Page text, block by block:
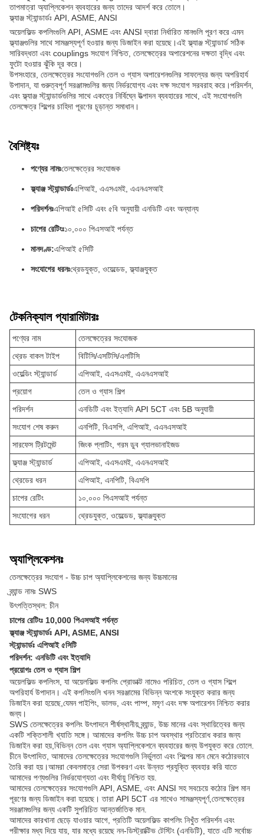
তাপমাত্রা অ্যাপ্লিকেশন ব্যবহারের জন্য তাদের আদর্শ করে তোলে।
ফ্ল্যাঞ্জ স্ট্যান্ডার্ডঃ API, ASME, ANSI
অয়েলফিল্ড কপলিংগুলি API, ASME এবং ANSI দ্বারা নির্ধারিত মানগুলি পূরণ করে এমন
ফ্ল্যাঞ্জগুলির সাথে সামঞ্জস্যপূর্ণ হওয়ার জন্য ডিজাইন করা হয়েছে।এই ফ্ল্যাঞ্জ স্ট্যান্ডার্ড সঠিক
সারিবদ্ধতা এবং couplings সংযোগ নিশ্চিত, তেলক্ষেত্রের অপারেশনের দক্ষতা বৃদ্ধি এবং
ফুটো হওয়ার ঝুঁকি দূর করে।
উপসংহারে, তেলক্ষেত্রের সংযোগগুলি তেল ও গ্যাস অপারেশনগুলির সাফল্যের জন্য অপরিহার্য
উপাদান, যা গুরুত্বপূর্ণ সরঞ্জামগুলির জন্য নির্ভরযোগ্য এবং দক্ষ সংযোগ সরবরাহ করে।পরিদর্শন,
এবং ফ্ল্যাঞ্জ স্ট্যান্ডার্ডগুলির সাথে একত্রে নির্বিঘ্নে উত্পাদন ব্যবহারের সাথে, এই সংযোগগুলি
তেলক্ষেত্র শিল্পের চাহিদা পূরণের চূড়ান্ত সমাধান।
বৈশিষ্ট্যঃ
পণ্যের নামঃতেলক্ষেত্রের সংযোজক
ফ্ল্যাঞ্জ স্ট্যান্ডার্ডঃএপিআই, এএসএমই, এএনএসআই
পরিদর্শনঃএপিআই ৫সিটি এবং ৫বি অনুযায়ী এনডিটি এবং অন্যান্য
চাপের রেটিংঃ১০,০০০ পিএসআই পর্যন্ত
মানদণ্ড:এপিআই ৫সিটি
সংযোগের ধরনঃথ্রেডযুক্ত, ওয়েল্ডেড, ফ্ল্যাঞ্জযুক্ত
টেকনিক্যাল প্যারামিটারঃ
পণ্যের নাম
তেলক্ষেত্রের সংযোজক
থ্রেড বাকল টাইপ
বিটিসি/এসটিসি/এলটিসি
ওয়েল্ডিং স্ট্যান্ডার্ড
এপিআই, এএসএমই, এএনএসআই
প্রয়োগ
তেল ও গ্যাস শিল্প
পরিদর্শন
এনডিটি এবং ইত্যাদি API 5CT এবং 5B অনুযায়ী
সংযোগ শেষ করুন
এনপিটি, বিএসপি, এপিআই, এএনএসআই
সারফেস ট্রিটমেন্ট
জিংক প্লাটিং, গরম ডুব গ্যালভানাইজড
ফ্ল্যাঞ্জ স্ট্যান্ডার্ড
এপিআই, এএসএমই, এএনএসআই
থ্রেডের ধরন
এপিআই, এনপিটি, বিএসপি
চাপের রেটিং
১০,০০০ পিএসআই পর্যন্ত
সংযোগের ধরন
থ্রেডযুক্ত, ওয়েল্ডেড, ফ্ল্যাঞ্জযুক্ত
অ্যাপ্লিকেশনঃ
তেলক্ষেত্রের সংযোগ - উচ্চ চাপ অ্যাপ্লিকেশনের জন্য উচ্চমানের
ব্র্যান্ড নামঃ SWS
উৎপত্তিস্থল: চীন
চাপের রেটিংঃ 10,000 পিএসআই পর্যন্ত
ফ্ল্যাঞ্জ স্ট্যান্ডার্ডঃ API, ASME, ANSI
স্ট্যান্ডার্ডঃ এপিআই ৫সিটি
পরিদর্শন: এনডিটি এবং ইত্যাদি
প্রয়োগঃ তেল ও গ্যাস শিল্প
অয়েলফিল্ড কপলিংস, যা অয়েলফিল্ড কপলিং প্রোডাক্ট নামেও পরিচিত, তেল ও গ্যাস শিল্পে
অপরিহার্য উপাদান। এই কপলিংগুলি খনন সরঞ্জামের বিভিন্ন অংশকে সংযুক্ত করার জন্য
ডিজাইন করা হয়েছে,যেমন পাইপিং, ভালভ, এবং পাম্প, মসৃণ এবং দক্ষ অপারেশন নিশ্চিত করার
জন্য।
SWS তেলক্ষেত্রের কপলিং উৎপাদনে শীর্ষস্থানীয় ব্র্যান্ড, উচ্চ মানের এবং স্থায়িত্বের জন্য
একটি শক্তিশালী খ্যাতি সঙ্গে। আমাদের কপলিং উচ্চ চাপ অবস্থার প্রতিরোধ করার জন্য
ডিজাইন করা হয়,বিভিন্ন তেল এবং গ্যাস অ্যাপ্লিকেশনে ব্যবহারের জন্য উপযুক্ত করে তোলে.
চীনে উৎপাদিত, আমাদের তেলক্ষেত্রের সংযোগগুলি নির্ভুলতা এবং শিল্পের মান মেনে কঠোরভাবে
তৈরি করা হয়।আমরা কেবলমাত্র সেরা উপকরণ এবং উন্নত প্রযুক্তি ব্যবহার করি যাতে
আমাদের পণ্যগুলির নির্ভরযোগ্যতা এবং দীর্ঘায়ু নিশ্চিত হয়.
আমাদের তেলক্ষেত্রের সংযোগগুলি API, ASME, এবং ANSI সহ সবচেয়ে কঠোর শিল্প মান
পূরণের জন্য ডিজাইন করা হয়েছে। তারা API 5CT এর সাথেও সামঞ্জস্যপূর্ণ,তেলক্ষেত্রের
সরঞ্জামগুলির জন্য একটি সুপরিচিত আন্তর্জাতিক মান.
আমাদের কারখানা ছেড়ে যাওয়ার আগে, প্রতিটি অয়েলফিল্ড কাপলিং নিখুঁত পরিদর্শন এবং
পরীক্ষার মধ্য দিয়ে যায়, যার মধ্যে রয়েছে নন-ডিস্ট্রাক্টিভ টেস্টিং (এনডিটি), যাতে এটি সর্বোচ্চ